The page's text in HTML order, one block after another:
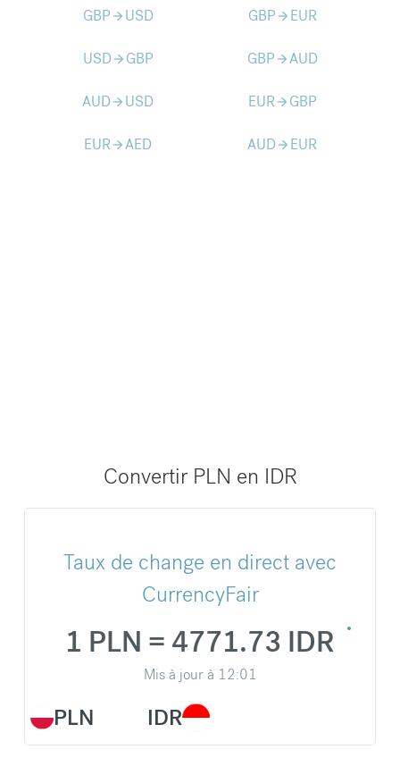
GBParrow_forward USD GBParrow_forward EUR
USDarrow_forward GBP GBParrow_forwardAUD
AUDarrow_forward USD EURarrow_forward GBP
EURarrow_forwardAED AUDarrow_forward EUR
Convertir PLN en IDR
Taux de change en direct avec
CurrencyFair
PLN
1 PLN = 4771.73 IDR
Mis à jour à 12:01
IDR